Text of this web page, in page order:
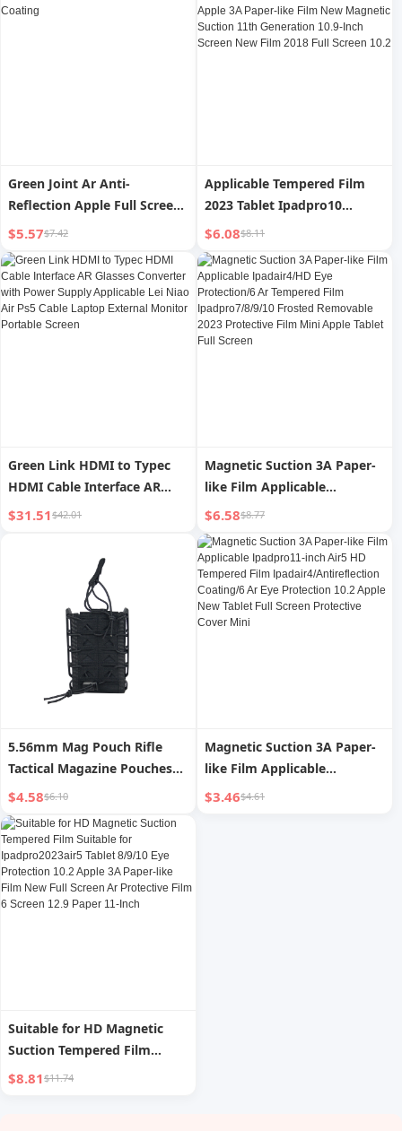
Anti-Blue Light 11/15pro
12 Anti-blue Light 11 Peep-
Proof Shatter-resistant XR
Green Joint Ar Anti-
Reflection Apple Full Screen
Dustproof Antireflection
Coating
$5.57$7.42
Applicable Tempered Film
2023 Tablet Ipadpro10
Protection HD Ar Apple 3A
Paper-like Film New
Magnetic Suction 11th
Generation 10.9-Inch Screen
New Film 2018 Full Screen
10.2
$6.08$8.11
Green Link HDMI to Typec
HDMI Cable Interface AR
Glasses Converter with
External Monitor Portable
$31.51$42.01
Magnetic Suction 3A Paper-
like Film Applicable
Ipadair4/HD Eye
Protection/6 Ar Tempered
Film Ipadpro7/8/9/10
Frosted Removable 2023
Protective Film Mini Apple
Tablet Full Screen
$6.58$8.77
5.56mm Mag Pouch Rifle
Tactical Magazine Pouches
7.62mm Molle Softshell
Universal Mag Carrier for AR
M4 AR15 M16 AK Magainzes
Holster Universal Magazine
Pouch Holder
$4.58$6.10
Magnetic Suction 3A Paper-
like Film Applicable
Ipadpro11-inch Air5 HD
$3.46$4.61
Suitable for HD Magnetic
Suction Tempered Film
Suitable for Ipadpro2023air5
$8.81$11.74